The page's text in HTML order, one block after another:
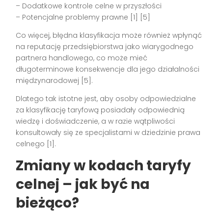
– Dodatkowe kontrole celne w przyszłości
– Potencjalne problemy prawne [1] [5]
Co więcej, błędna klasyfikacja może również wpłynąć
na reputację przedsiębiorstwa jako wiarygodnego
partnera handlowego, co może mieć
długoterminowe konsekwencje dla jego działalności
międzynarodowej [5].
Dlatego tak istotne jest, aby osoby odpowiedzialne
za klasyfikację taryfową posiadały odpowiednią
wiedzę i doświadczenie, a w razie wątpliwości
konsultowały się ze specjalistami w dziedzinie prawa
celnego [1].
Zmiany w kodach taryfy
celnej – jak być na
bieżąco?